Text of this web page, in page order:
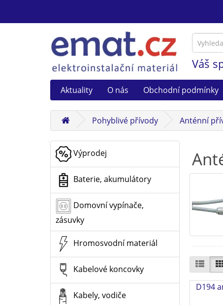
Váš
Aktuality O nás Obchodní podmínky
Pohyblivé přívody Anténní
Výprodej
Baterie, akumulátory
Domovní vypínače,
zásuvky
Hromosvodní materiál
Kabelové koncovky
Kabely, vodiče
D194